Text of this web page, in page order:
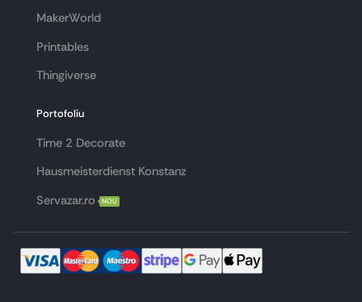
MakerWorld
Printables
Thingiverse
Portofoliu
Time 2 Decorate
Hausmeisterdienst Konstanz
Servazar.ro
NOU